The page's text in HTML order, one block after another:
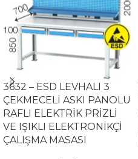
3632 – ESD LEVHALI 3
ÇEKMECELİ ASKI PANOLU
RAFLI ELEKTRİK PRİZLİ
VE IŞIKLI ELEKTRONİKÇİ
ÇALIŞMA MASASI